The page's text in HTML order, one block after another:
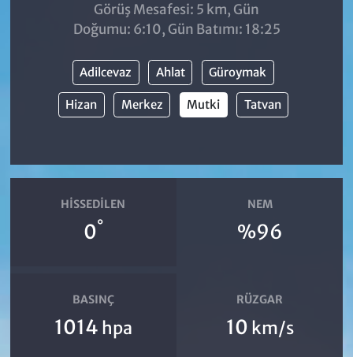
Görüş Mesafesi: 5 km, Gün
Doğumu: 6:10, Gün Batımı: 18:25
Adilcevaz Ahlat Güroymak
Hizan Merkez Mutki Tatvan
HISSEDILEN
0°
NEM
%96
BASINÇ
1014 hpa
RÜZGAR
10 km/s